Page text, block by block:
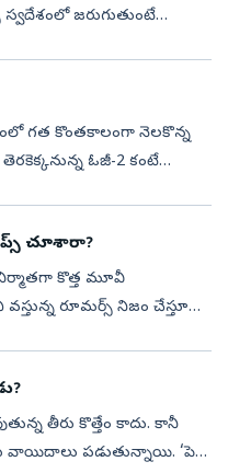
జరుగుతుంటే
గత కొంతకాలంగా నెలకొన్న
ఓజీ-2 కంటే
చూశారా?
కొత్త మూవీ
రూమర్స్ నిజం చేస్తూ
తీరు కొత్తేం కాదు. కానీ
పడుతున్నాయి. ‘పెద్ది,